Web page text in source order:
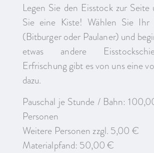
Legen Sie den Eisstock zur Seite
Sie eine Kiste! Wählen Sie Ihr
(Bitburger oder Paulaner) und
etwas andere
Erfrischung gibt es von uns eine
dazu.
Pauschal je Stunde / Bahn:
Personen
Weitere Personen zzgl. 5,00 €
Materialpfand: 50,00 €